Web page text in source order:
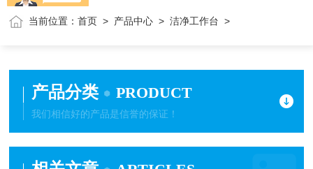
当前位置：首页 > 产品中心 >洁净工作台 >
产品分类 PRODUCT
我们相信好的产品是信誉的保证！